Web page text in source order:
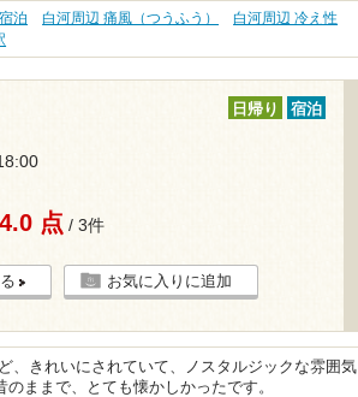
泊 白河周辺 痛風（つうふう）
白河周辺 冷え性
日帰り 宿泊
4.0 点 / 3件
お気に入りに追加
、きれいにされていて、ノスタルジックな雰囲気
ままで、とても懐かしかったです。